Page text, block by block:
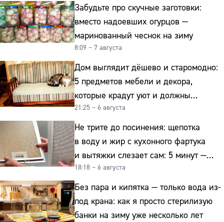
Забудьте про скучные заготовки:
вместо надоевших огурцов —
маринованный чеснок на зиму
8:09 – 7 августа
Дом выглядит дёшево и старомодно:
5 предметов мебели и декора,
которые крадут уют и должны
отправиться на свалку прямо сейчас
21:25 – 6 августа
Не трите до посинения: щепотка
в воду и жир с кухонного фартука
и вытяжки слезает сам: 5 минут —
и сверкает как новая
18:18 – 6 августа
Без пара и кипятка — только вода из-
под крана: как я просто стерилизую
банки на зиму уже несколько лет